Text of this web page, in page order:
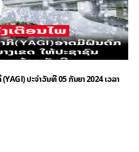
ປະຈໍາວັນທີ 05 ກັນຍາ 2024 ເວລາ